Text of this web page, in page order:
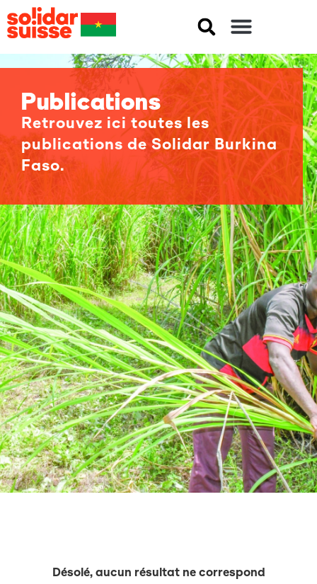
Publications
Retrouvez ici toutes les
publications de Solidar Burkina
Faso.
Désolé, aucun résultat ne correspond